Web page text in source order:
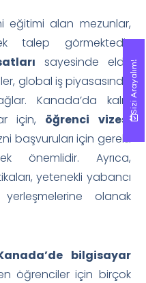
eğitimi alan mezunlar,
talep görmektedir.
sayesinde elde
global iş piyasasında
Kanada’da kalıp
için, öğrenci vizesi
başvuruları için gerekli
önemlidir. Ayrıca,
yetenekli yabancı
yerleşmelerine olanak
bilgisayar
öğrenciler için birçok
Sizi Arayalım!
Sizi Arayalım!